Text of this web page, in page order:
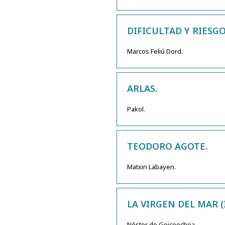
DIFICULTAD Y
Marcos Feliú Dord.
ARLAS.
Pakol.
TEODORO AGOTE.
Matxin Labayen.
LA VIRGEN DEL MAR